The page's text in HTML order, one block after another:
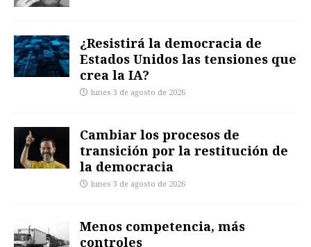
¿Resistirá la democracia de
Estados Unidos las tensiones que
crea la IA?
lunes 3 de agosto de 2026
Cambiar los procesos de
transición por la restitución de
la democracia
lunes 3 de agosto de 2026
Menos competencia, más
controles